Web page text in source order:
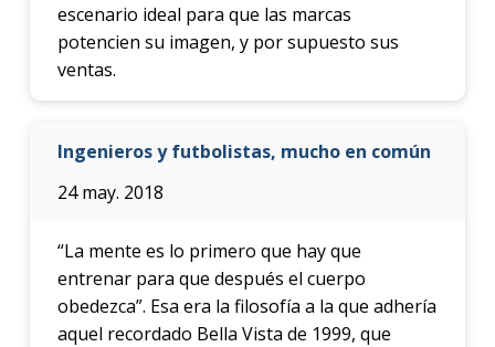
escenario ideal para que las marcas
potencien su imagen, y por supuesto sus
ventas.
Ingenieros y futbolistas, mucho en común
24 may. 2018
“La mente es lo primero que hay que
entrenar para que después el cuerpo
obedezca”. Esa era la filosofía a la que adhería
aquel recordado Bella Vista de 1999, que